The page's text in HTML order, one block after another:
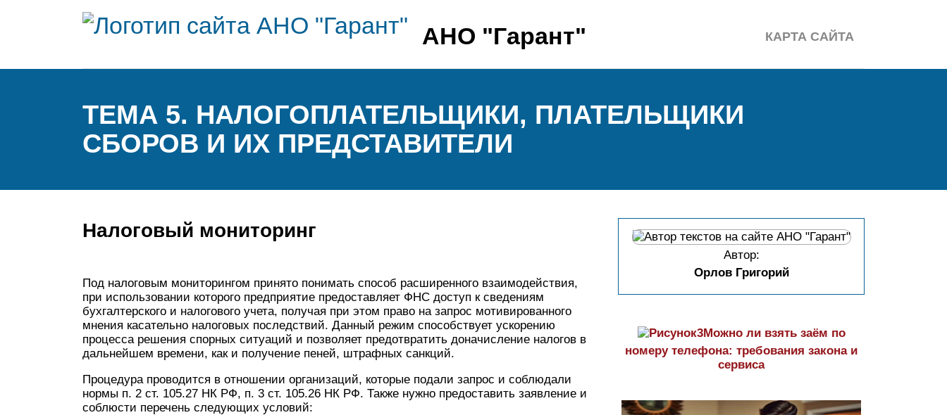
АНО "Гарант" КАРТА САЙТА
ТЕМА 5. НАЛОГОПЛАТЕЛЬЩИКИ, ПЛАТЕЛЬЩИКИ
СБОРОВ И ИХ ПРЕДСТАВИТЕЛИ
Налоговый мониторинг
Под налоговым мониторингом принято понимать способ расширенного взаимодействия,
при использовании которого предприятие предоставляет ФНС доступ к сведениям
бухгалтерского и налогового учета, получая при этом право на запрос мотивированного
мнения касательно налоговых последствий. Данный режим способствует ускорению
процесса решения спорных ситуаций и позволяет предотвратить доначисление налогов в
дальнейшем времени, как и получение пеней, штрафных санкций.
Процедура проводится в отношении организаций, которые подали запрос и соблюдали
нормы п. 2 ст. 105.27 НК РФ, п. 3 ст. 105.26 НК РФ. Также нужно предоставить заявление и
соблюсти перечень следующих условий:
Автор:
Орлов Григорий
Можно ли взять заём по
номеру телефона: требования закона и
сервиса